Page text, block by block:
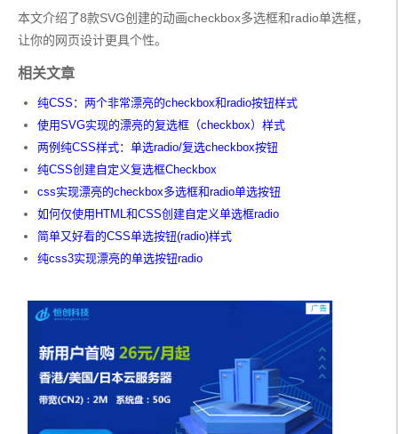
本文介绍了8款SVG创建的动画checkbox多选框和radio单选框，
让你的网页设计更具个性。
相关文章
纯CSS：两个非常漂亮的checkbox和radio按钮样式
使用SVG实现的漂亮的复选框（checkbox）样式
两例纯CSS样式：单选radio/复选checkbox按钮
纯CSS创建自定义复选框Checkbox
css实现漂亮的checkbox多选框和radio单选按钮
如何仅使用HTML和CSS创建自定义单选框radio
简单又好看的CSS单选按钮(radio)样式
纯css3实现漂亮的单选按钮radio